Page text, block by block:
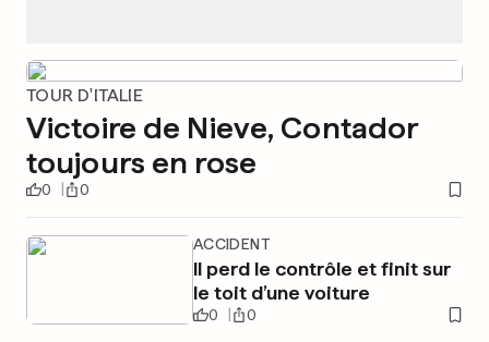
TOUR D'ITALIE
Victoire de Nieve, Contador
toujours en rose
0 0
ACCIDENT
Il perd le contrôle et finit sur
le toit d’une voiture
0 0